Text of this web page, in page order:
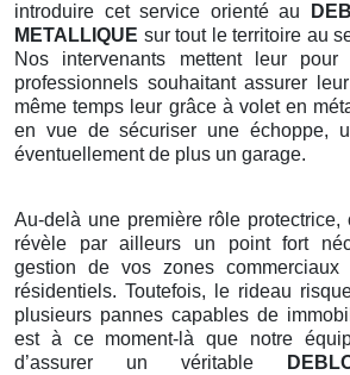
introduire cet service orienté au
METALLIQUE sur tout le territoire au
Nos intervenants mettent leur
professionnels souhaitant assurer
même temps leur grâce à volet en
en vue de sécuriser une échoppe,
éventuellement de plus un garage.
Au-delà une première rôle
révèle par ailleurs un point fort
gestion de vos zones commerciaux
résidentiels. Toutefois, le rideau
plusieurs pannes capables de
est à ce moment-là que notre
d’assurer un véritable